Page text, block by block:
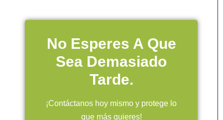
No Esperes A Que
Sea Demasiado
Tarde.
¡Contáctanos hoy mismo y protege lo
que más quieres!